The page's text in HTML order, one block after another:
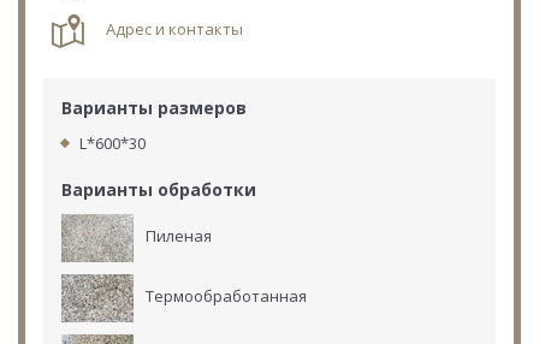
Адрес и контакты
Варианты размеров
L*600*30
Варианты обработки
Пиленая
Термообработанная